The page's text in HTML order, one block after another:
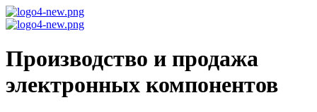
Производство и продажа
электронных компонентов